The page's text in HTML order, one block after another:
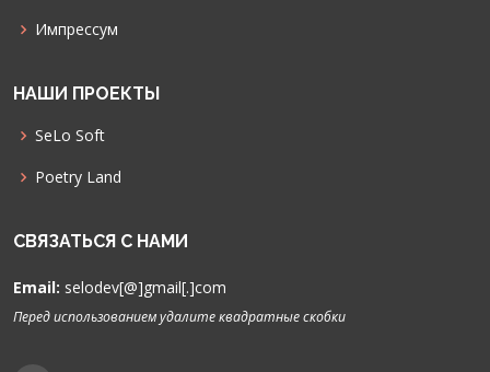
Импрессум
НАШИ ПРОЕКТЫ
SeLo Soft
Poetry Land
СВЯЗАТЬСЯ С НАМИ
Email: selodev[@]gmail[.]com
Перед использованием удалите квадратные скобки